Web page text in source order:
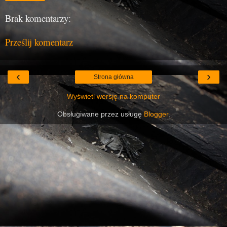
Brak komentarzy:
Prześlij komentarz
‹ ›
Strona główna
Wyświetl wersję na komputer
Obsługiwane przez usługę Blogger.